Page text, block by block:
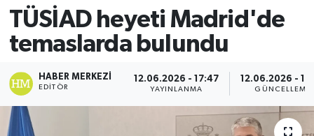
TÜSİAD heyeti Madrid'de
temaslarda bulundu
HABER MERKEZI
EDITÖR
12.06.2026 - 17:47
YAYINLANMA
12.06.2026 -
GÜNCELLEME